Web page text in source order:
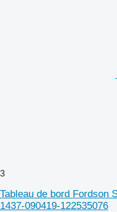
3
Tableau de bord Fordson
1437-090419-122535076